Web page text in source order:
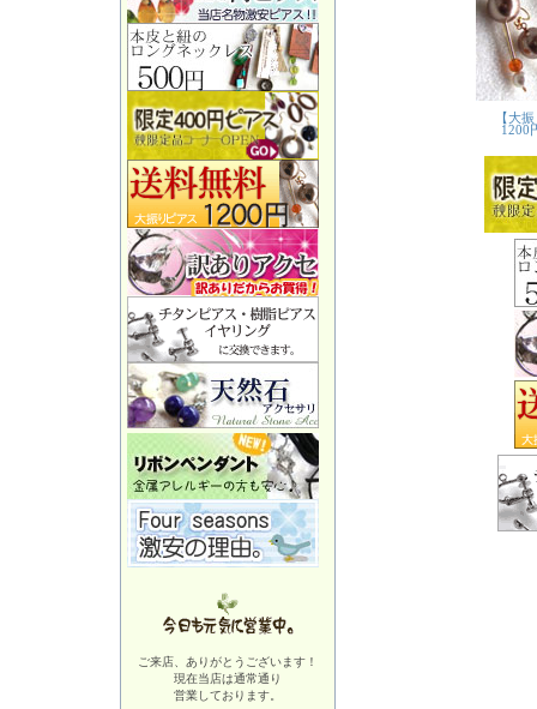
ご来店、ありがとうございます！
現在当店は通常通り
営業しております。